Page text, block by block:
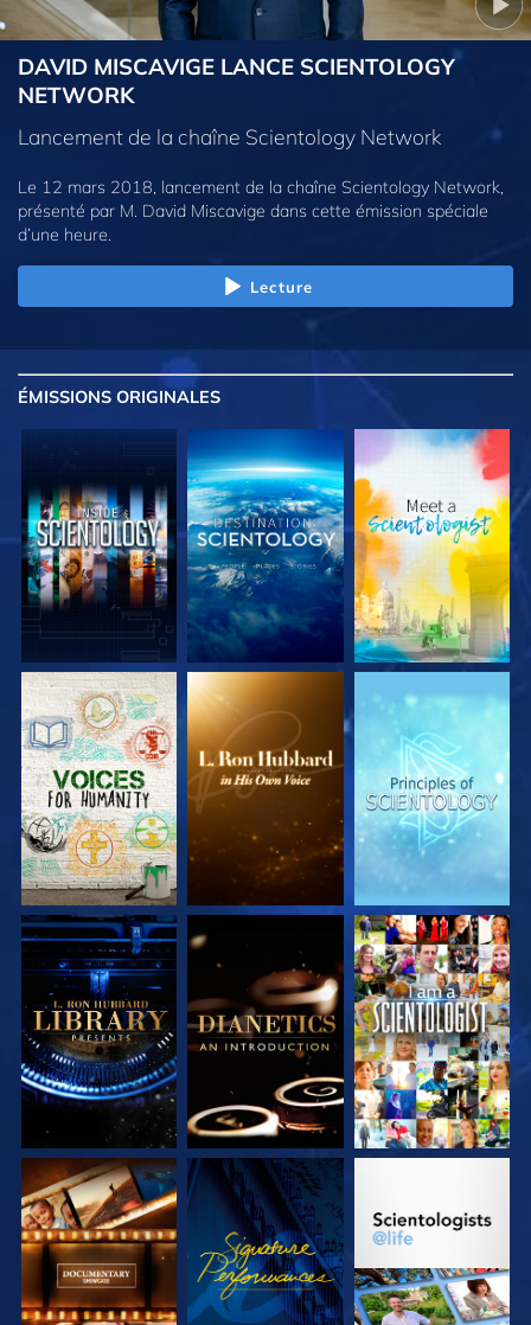
DAVID MISCAVIGE LANCE SCIENTOLOGY
NETWORK
Lancement de la chaîne Scientology Network
Le 12 mars 2018, lancement de la chaîne Scientology Network,
présenté par M. David Miscavige dans cette émission spéciale
d’une heure.
Lecture
ÉMISSIONS ORIGINALES
DÉCOUVRIR LES
SÉRIES
DÉCOUVRIR LES
SÉRIES
DÉCOUVRIR LES
SÉRIES
DÉCOUVRIR LES
SÉRIES
DÉCOUVRIR LES
SÉRIES
REGARDER
DÉCOUVRIR LES
SÉRIES
REGARDER
DÉCOUVRIR LES